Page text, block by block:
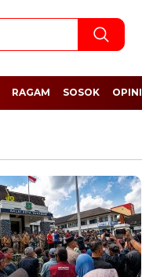
RAGAM SOSOK OPINI